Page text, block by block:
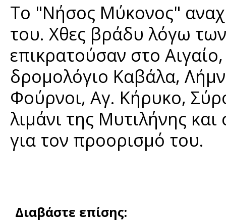
Το "Νήσος Μύκονος"
του. Χθες βράδυ λόγω
επικρατούσαν στο
δρομολόγιο Καβάλα,
Φούρνοι, Αγ. Κήρυκο,
λιμάνι της Μυτιλήνης
για τον προορισμό του.
Διαβάστε επίσης: